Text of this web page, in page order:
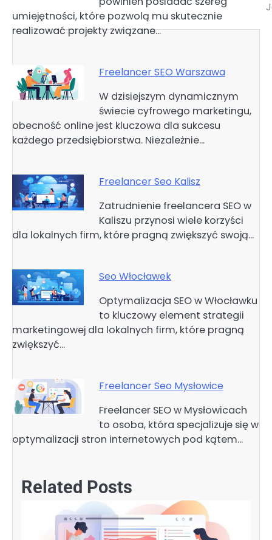
umiejętności, które pozwolą mu skutecznie
realizować projekty związane…
Freelancer SEO Warszawa
W dzisiejszym dynamicznym
świecie cyfrowego marketingu,
obecność online jest kluczowa dla sukcesu
każdego przedsiębiorstwa. Niezależnie…
Freelancer Seo Kalisz
Zatrudnienie freelancera SEO w
Kaliszu przynosi wiele korzyści
dla lokalnych firm, które pragną zwiększyć swoją…
Seo Włocławek
Optymalizacja SEO w Włocławku
to kluczowy element strategii
marketingowej dla lokalnych firm, które pragną
zwiększyć…
Freelancer Seo Mysłowice
Freelancer SEO w Mysłowicach
to osoba, która specjalizuje się w
optymalizacji stron internetowych pod kątem…
Related Posts